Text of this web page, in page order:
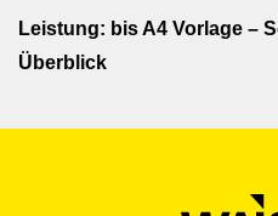
Leistung: bis A4 Vorlage –
Überblick